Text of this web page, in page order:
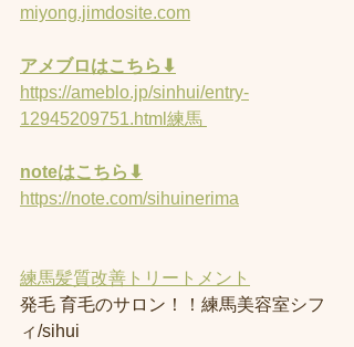
miyong.jimdosite.com
アメブロはこちら⬇︎
https://ameblo.jp/sinhui/entry-
12945209751.html練馬
noteはこちら⬇︎
https://note.com/sihuinerima
練馬髪質改善トリートメント
発毛 育毛のサロン！！練馬美容室シフ
ィ/sihui